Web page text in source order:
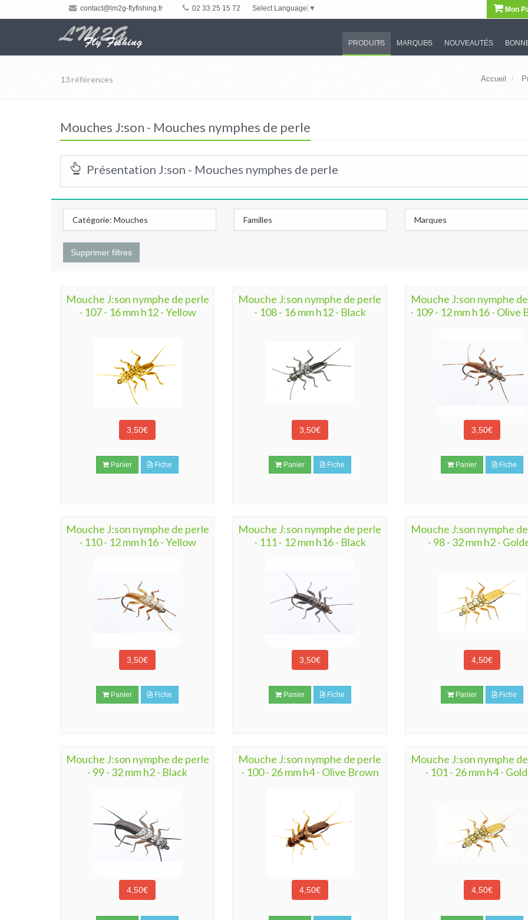
contact@lm2g-flyfishing.fr 02 33 25 15 72 Select Language ▼ Mon
PRODUITS MARQUES NOUVEAUTÉS
13 références Accueil
Mouches J:son - Mouches nymphes de perle
Présentation J:son - Mouches nymphes de perle
Catégorie: Mouches Familles Marques
Supprimer filtres
Mouche J:son nymphe de perle
- 107 - 16 mm h12 - Yellow
3,50€
Panier Fiche
Mouche J:son nymphe de perle
- 108 - 16 mm h12 - Black
3,50€
Panier Fiche
Mouche J:son nymphe
- 109 - 12 mm h16 - Olive
3,50€
Panier Fiche
Mouche J:son nymphe de perle
- 110 - 12 mm h16 - Yellow
3,50€
Panier Fiche
Mouche J:son nymphe de perle
- 111 - 12 mm h16 - Black
3,50€
Panier Fiche
Mouche J:son nymphe
- 98 - 32 mm h2 -
4,50€
Panier Fiche
Mouche J:son nymphe de perle
- 99 - 32 mm h2 - Black
4,50€
Mouche J:son nymphe de perle
- 100 - 26 mm h4 - Olive Brown
4,50€
Mouche J:son nymphe
- 101 - 26 mm h4 -
4,50€